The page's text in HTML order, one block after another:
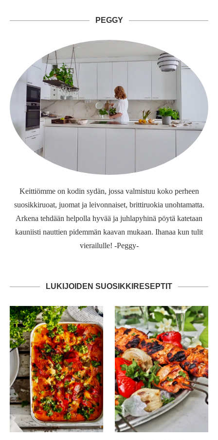
PEGGY
Keittiömme on kodin sydän, jossa valmistuu koko perheen
suosikkiruoat, juomat ja leivonnaiset, brittiruokia unohtamatta.
Arkena tehdään helpolla hyvää ja juhlapyhinä pöytä katetaan
kauniisti nauttien pidemmän kaavan mukaan. Ihanaa kun tulit
vierailulle! -Peggy-
LUKIJOIDEN SUOSIKKIRESEPTIT